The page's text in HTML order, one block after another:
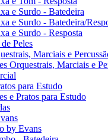
e Surdo - Batedeira
e Surdo - Batedeira/
e Surdo - Resposta
Peles
Marciais e
Orquestrais, Marciais e
para Estudo
e Pratos para Estudo
by Evans